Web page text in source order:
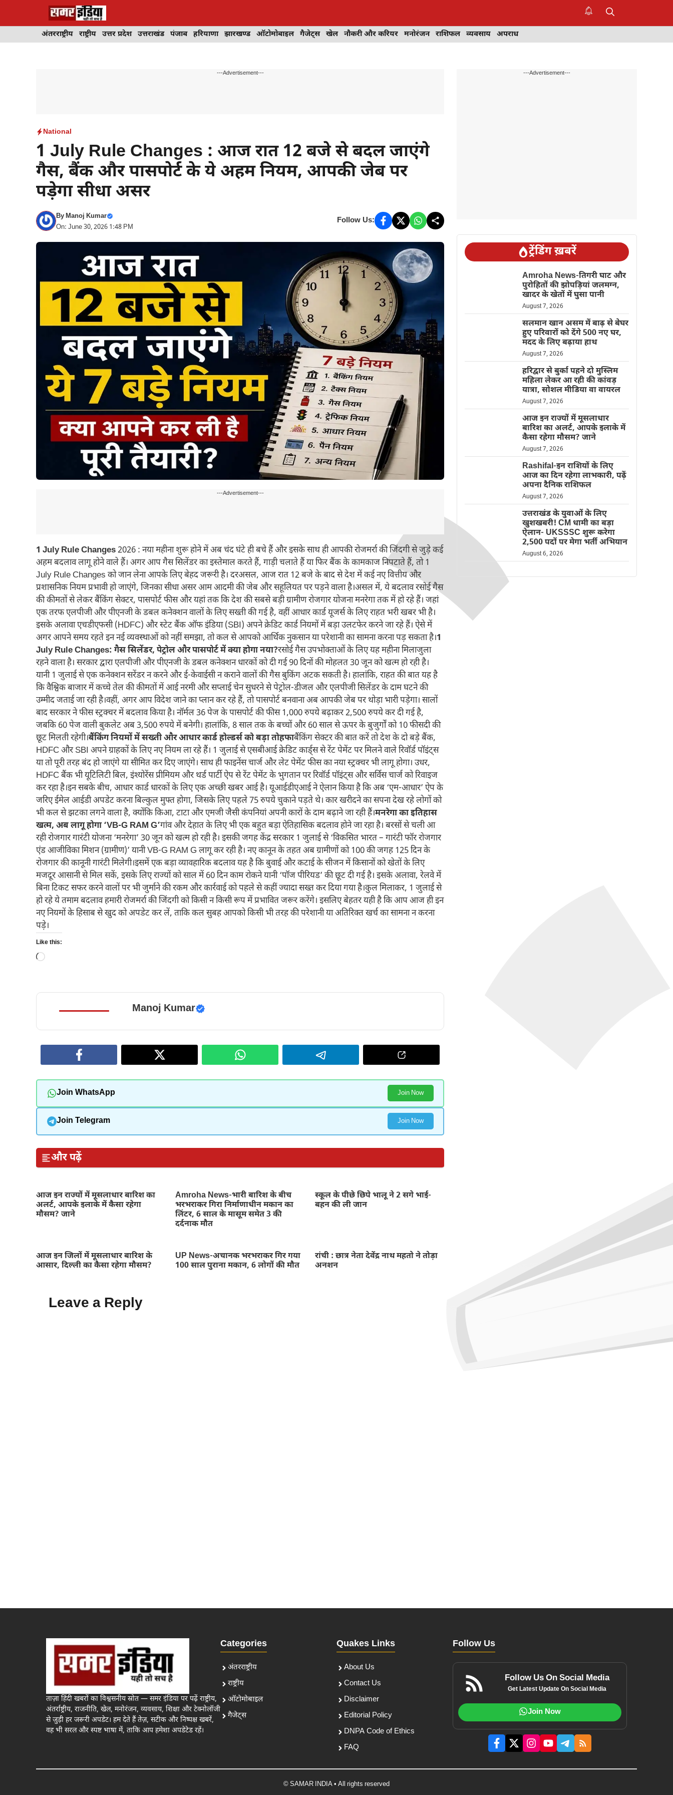
अंतरराष्ट्रीय राष्ट्रीय उत्तर प्रदेश उत्तराखंड पंजाब हरियाणा झारखण्ड ऑटोमोबाइल गैजेट्स खेल नौकरी और करियर मनोरंजन राशिफल व्यवसाय अपराध
---Advertisement---
National
1 July Rule Changes : आज रात 12 बजे से बदल जाएंगे
गैस, बैंक और पासपोर्ट के ये अहम नियम, आपकी जेब पर
पड़ेगा सीधा असर
ByManoj Kumar
On: June 30, 2026 1:48 PM
Follow Us:
---Advertisement---
1 July Rule Changes2026 : नया महीना शुरू होने में अब चंद घंटे ही बचे हैं और इसके साथ ही आपकी रोजमर्रा की जिंदगी से जुड़े कई
अहम बदलाव लागू होने वाले हैं। अगर आप गैस सिलेंडर का इस्तेमाल करते हैं, गाड़ी चलाते हैं या फिर बैंक के कामकाज निपटाते हैं, तो 1
July Rule Changes को जान लेना आपके लिए बेहद जरूरी है। दरअसल, आज रात 12 बजे के बाद से देश में कई नए वित्तीय और
प्रशासनिक नियम प्रभावी हो जाएंगे, जिनका सीधा असर आम आदमी की जेब और सहूलियत पर पड़ने वाला है।असल में, ये बदलाव रसोई गैस
की कीमतों से लेकर बैंकिंग सेक्टर, पासपोर्ट फीस और यहां तक कि देश की सबसे बड़ी ग्रामीण रोजगार योजना मनरेगा तक में हो रहे हैं। जहां
एक तरफ एलपीजी और पीएनजी के डबल कनेक्शन वालों के लिए सख्ती की गई है, वहीं आधार कार्ड यूजर्स के लिए राहत भरी खबर भी है।
इसके अलावा एचडीएफसी (HDFC) और स्टेट बैंक ऑफ इंडिया (SBI) अपने क्रेडिट कार्ड नियमों में बड़ा उलटफेर करने जा रहे हैं। ऐसे में
अगर आपने समय रहते इन नई व्यवस्थाओं को नहीं समझा, तो कल से आपको आर्थिक नुकसान या परेशानी का सामना करना पड़ सकता है।1
July Rule Changes: गैस सिलेंडर, पेट्रोल और पासपोर्ट में क्या होगा नया?रसोई गैस उपभोक्ताओं के लिए यह महीना मिलाजुला
रहने वाला है। सरकार द्वारा एलपीजी और पीएनजी के डबल कनेक्शन धारकों को दी गई 90 दिनों की मोहलत 30 जून को खत्म हो रही है।
यानी 1 जुलाई से एक कनेक्शन सरेंडर न करने और ई-केवाईसी न कराने वालों की गैस बुकिंग अटक सकती है। हालांकि, राहत की बात यह है
कि वैश्विक बाजार में कच्चे तेल की कीमतों में आई नरमी और सप्लाई चेन सुधरने से पेट्रोल-डीजल और एलपीजी सिलेंडर के दाम घटने की
उम्मीद जताई जा रही है।वहीं, अगर आप विदेश जाने का प्लान कर रहे हैं, तो पासपोर्ट बनवाना अब आपकी जेब पर थोड़ा भारी पड़ेगा। सालों
बाद सरकार ने फीस स्ट्रक्चर में बदलाव किया है। नॉर्मल 36 पेज के पासपोर्ट की फीस 1,000 रुपये बढ़ाकर 2,500 रुपये कर दी गई है,
जबकि 60 पेज वाली बुकलेट अब 3,500 रुपये में बनेगी। हालांकि, 8 साल तक के बच्चों और 60 साल से ऊपर के बुजुर्गों को 10 फीसदी की
छूट मिलती रहेगी।बैंकिंग नियमों में सख्ती और आधार कार्ड होल्डर्स को बड़ा तोहफाबैंकिंग सेक्टर की बात करें तो देश के दो बड़े बैंक,
HDFC और SBI अपने ग्राहकों के लिए नए नियम ला रहे हैं। 1 जुलाई से एसबीआई क्रेडिट कार्ड्स से रेंट पेमेंट पर मिलने वाले रिवॉर्ड पॉइंट्स
या तो पूरी तरह बंद हो जाएंगे या सीमित कर दिए जाएंगे। साथ ही फाइनेंस चार्ज और लेट पेमेंट फीस का नया स्ट्रक्चर भी लागू होगा। उधर,
HDFC बैंक भी यूटिलिटी बिल, इंश्योरेंस प्रीमियम और थर्ड पार्टी ऐप से रेंट पेमेंट के भुगतान पर रिवॉर्ड पॉइंट्स और सर्विस चार्ज को रिवाइज
कर रहा है।इन सबके बीच, आधार कार्ड धारकों के लिए एक अच्छी खबर आई है। यूआईडीएआई ने ऐलान किया है कि अब ‘एम-आधार’ ऐप के
जरिए ईमेल आईडी अपडेट करना बिल्कुल मुफ्त होगा, जिसके लिए पहले 75 रुपये चुकाने पड़ते थे। कार खरीदने का सपना देख रहे लोगों को
भी कल से झटका लगने वाला है, क्योंकि किआ, टाटा और एमजी जैसी कंपनियां अपनी कारों के दाम बढ़ाने जा रही हैं।मनरेगा का इतिहास
खत्म, अब लागू होगा ‘VB-G RAM G’गांव और देहात के लिए भी एक बहुत बड़ा ऐतिहासिक बदलाव होने जा रहा है। बरसों से चली आ
रही रोजगार गारंटी योजना ‘मनरेगा’ 30 जून को खत्म हो रही है। इसकी जगह केंद्र सरकार 1 जुलाई से ‘विकसित भारत – गारंटी फॉर रोजगार
एंड आजीविका मिशन (ग्रामीण)’ यानी VB-G RAM G लागू कर रही है। नए कानून के तहत अब ग्रामीणों को 100 की जगह 125 दिन के
रोजगार की कानूनी गारंटी मिलेगी।इसमें एक बड़ा व्यावहारिक बदलाव यह है कि बुवाई और कटाई के सीजन में किसानों को खेतों के लिए
मजदूर आसानी से मिल सकें, इसके लिए राज्यों को साल में 60 दिन काम रोकने यानी ‘पॉज पीरियड’ की छूट दी गई है। इसके अलावा, रेलवे में
बिना टिकट सफर करने वालों पर भी जुर्माने की रकम और कार्रवाई को पहले से कहीं ज्यादा सख्त कर दिया गया है।कुल मिलाकर, 1 जुलाई से
हो रहे ये तमाम बदलाव हमारी रोजमर्रा की जिंदगी को किसी न किसी रूप में प्रभावित जरूर करेंगे। इसलिए बेहतर यही है कि आप आज ही इन
नए नियमों के हिसाब से खुद को अपडेट कर लें, ताकि कल सुबह आपको किसी भी तरह की परेशानी या अतिरिक्त खर्च का सामना न करना
पड़े।
Like this:
Loading…
Manoj Kumar
Join WhatsApp Join Now
Join Telegram Join Now
और पढ़ें
आज इन राज्यों में मूसलाधार बारिश का
अलर्ट, आपके इलाके में कैसा रहेगा
मौसम? जाने
Amroha News-भारी बारिश के बीच
भरभराकर गिरा निर्माणाधीन मकान का
लिंटर, 6 साल के मासूम समेत 3 की
दर्दनाक मौत
स्कूल के पीछे छिपे भालू ने 2 सगे भाई-
बहन की ली जान
आज इन जिलों में मूसलाधार बारिश के
आसार, दिल्ली का कैसा रहेगा मौसम?
UP News-अचानक भरभराकर गिर गया
100 साल पुराना मकान, 6 लोगों की मौत
रांची : छात्र नेता देवेंद्र नाथ महतो ने तोड़ा
अनशन
Leave a Reply
---Advertisement---
ट्रेंडिंग ख़बरें
Amroha News-तिगरी घाट और
पुरोहितों की झोपड़ियां जलमग्न,
खादर के खेतों में घुसा पानी
August 7, 2026
सलमान खान असम में बाढ़ से बेघर
हुए परिवारों को देंगे 500 नए घर,
मदद के लिए बढ़ाया हाथ
August 7, 2026
हरिद्वार से बुर्का पहने दो मुस्लिम
महिला लेकर आ रही की कांवड़
यात्रा, सोशल मीडिया वा वायरल
August 7, 2026
आज इन राज्यों में मूसलाधार
बारिश का अलर्ट, आपके इलाके में
कैसा रहेगा मौसम? जाने
August 7, 2026
Rashifal-इन राशियों के लिए
आज का दिन रहेगा लाभकारी, पढ़ें
अपना दैनिक राशिफल
August 7, 2026
उत्तराखंड के युवाओं के लिए
खुशखबरी! CM धामी का बड़ा
ऐलान- UKSSSC शुरू करेगा
2,500 पदों पर मेगा भर्ती अभियान
August 6, 2026
ताज़ा हिंदी खबरों का विश्वसनीय स्रोत — समर इंडिया पर पढ़ें राष्ट्रीय,
अंतर्राष्ट्रीय, राजनीति, खेल, मनोरंजन, व्यवसाय, शिक्षा और टेक्नोलॉजी
से जुड़ी हर जरूरी अपडेट। हम देते हैं तेज़, सटीक और निष्पक्ष खबरें,
वह भी सरल और स्पष्ट भाषा में, ताकि आप हमेशा अपडेटेड रहें।
Categories
अंतरराष्ट्रीय
राष्ट्रीय
ऑटोमोबाइल
गैजेट्स
Quakes Links
About Us
Contact Us
Disclaimer
Editorial Policy
DNPA Code of Ethics
FAQ
Follow Us
Follow Us On Social Media
Get Latest Update On Social Media
Join Now
© SAMAR INDIA • All rights reserved